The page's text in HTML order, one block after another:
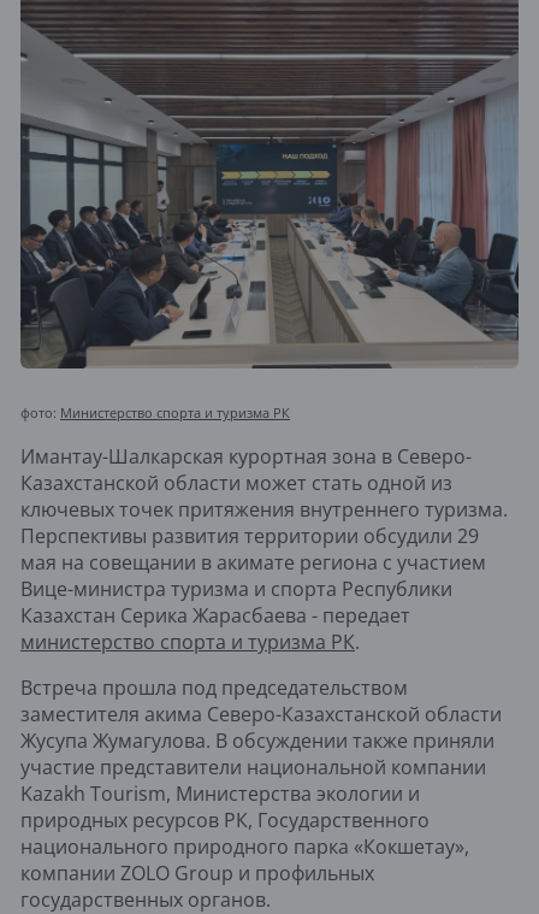
фото: Министерство спорта и туризма РК
Имантау-Шалкарская курортная зона в Северо-
Казахстанской области может стать одной из
ключевых точек притяжения внутреннего туризма.
Перспективы развития территории обсудили 29
мая на совещании в акимате региона с участием
Вице-министра туризма и спорта Республики
Казахстан Серика Жарасбаева - передает
министерство спорта и туризма РК.
Встреча прошла под председательством
заместителя акима Северо-Казахстанской области
Жусупа Жумагулова. В обсуждении также приняли
участие представители национальной компании
Kazakh Tourism, Министерства экологии и
природных ресурсов РК, Государственного
национального природного парка «Кокшетау»,
компании ZOLO Group и профильных
государственных органов.